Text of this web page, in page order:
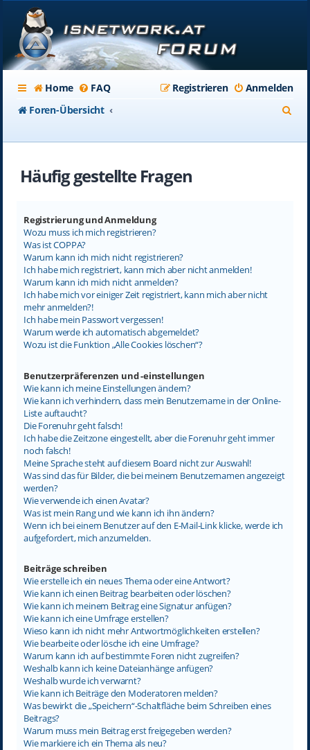
Home FAQ Anmelden
Registrieren
Foren-Übersicht
Häufig gestellte Fragen
Registrierung und Anmeldung
Wozu muss ich mich registrieren?
Was ist COPPA?
Warum kann ich mich nicht registrieren?
Ich habe mich registriert, kann mich aber nicht anmelden!
Warum kann ich mich nicht anmelden?
Ich habe mich vor einiger Zeit registriert, kann mich aber nicht
mehr anmelden?!
Ich habe mein Passwort vergessen!
Warum werde ich automatisch abgemeldet?
Wozu ist die Funktion „Alle Cookies löschen“?
Benutzerpräferenzen und -einstellungen
Wie kann ich meine Einstellungen ändern?
Wie kann ich verhindern, dass mein Benutzername in der Online-
Liste auftaucht?
Die Forenuhr geht falsch!
Ich habe die Zeitzone eingestellt, aber die Forenuhr geht immer
noch falsch!
Meine Sprache steht auf diesem Board nicht zur Auswahl!
Was sind das für Bilder, die bei meinem Benutzernamen angezeigt
werden?
Wie verwende ich einen Avatar?
Was ist mein Rang und wie kann ich ihn ändern?
Wenn ich bei einem Benutzer auf den E-Mail-Link klicke, werde ich
aufgefordert, mich anzumelden.
Beiträge schreiben
Wie erstelle ich ein neues Thema oder eine Antwort?
Wie kann ich einen Beitrag bearbeiten oder löschen?
Wie kann ich meinem Beitrag eine Signatur anfügen?
Wie kann ich eine Umfrage erstellen?
Wieso kann ich nicht mehr Antwortmöglichkeiten erstellen?
Wie bearbeite oder lösche ich eine Umfrage?
Warum kann ich auf bestimmte Foren nicht zugreifen?
Weshalb kann ich keine Dateianhänge anfügen?
Weshalb wurde ich verwarnt?
Wie kann ich Beiträge den Moderatoren melden?
Was bewirkt die „Speichern“-Schaltfläche beim Schreiben eines
Beitrags?
Warum muss mein Beitrag erst freigegeben werden?
Wie markiere ich ein Thema als neu?